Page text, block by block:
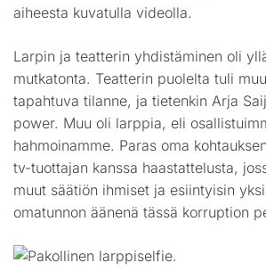
aiheesta kuvatulla videolla.
Larpin ja teatterin yhdistäminen oli
mutkatonta. Teatterin puolelta tuli
tapahtuva tilanne, ja tietenkin Arja
power. Muu oli larppia, eli
hahmoinamme. Paras oma
tv-tuottajan kanssa haastattelusta,
muut säätiön ihmiset ja esiintyisin
omatunnon äänenä tässä korruption